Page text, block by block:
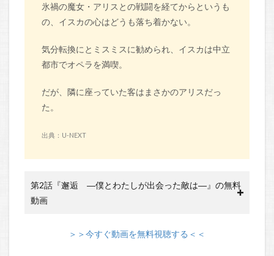
氷禍の魔女・アリスとの戦闘を経てからというも
の、イスカの心はどうも落ち着かない。
気分転換にとミスミスに勧められ、イスカは中立
都市でオペラを満喫。
だが、隣に座っていた客はまさかのアリスだっ
た。
出典：U-NEXT
第2話『邂逅 ―僕とわたしが出会った敵は―』の無料
動画
＞＞今すぐ動画を無料視聴する＜＜